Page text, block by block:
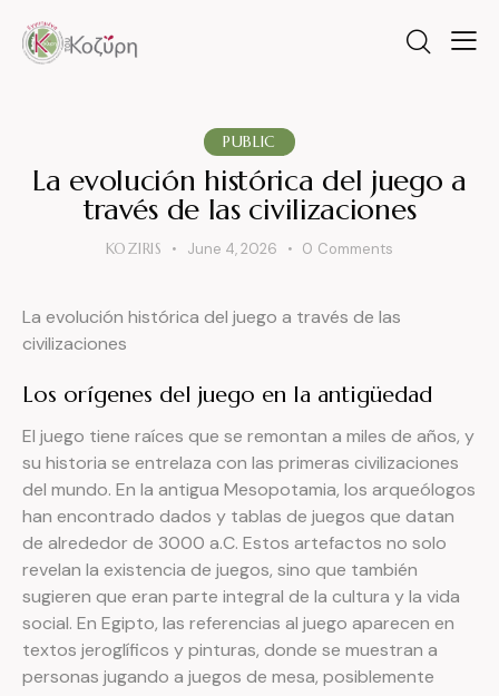
PUBLIC
La evolución histórica del juego a
través de las civilizaciones
KOZIRIS June 4, 2026 0 Comments
La evolución histórica del juego a través de las
civilizaciones
Los orígenes del juego en la antigüedad
El juego tiene raíces que se remontan a miles de años, y
su historia se entrelaza con las primeras civilizaciones
del mundo. En la antigua Mesopotamia, los arqueólogos
han encontrado dados y tablas de juegos que datan
de alrededor de 3000 a.C. Estos artefactos no solo
revelan la existencia de juegos, sino que también
sugieren que eran parte integral de la cultura y la vida
social. En Egipto, las referencias al juego aparecen en
textos jeroglíficos y pinturas, donde se muestran a
personas jugando a juegos de mesa, posiblemente